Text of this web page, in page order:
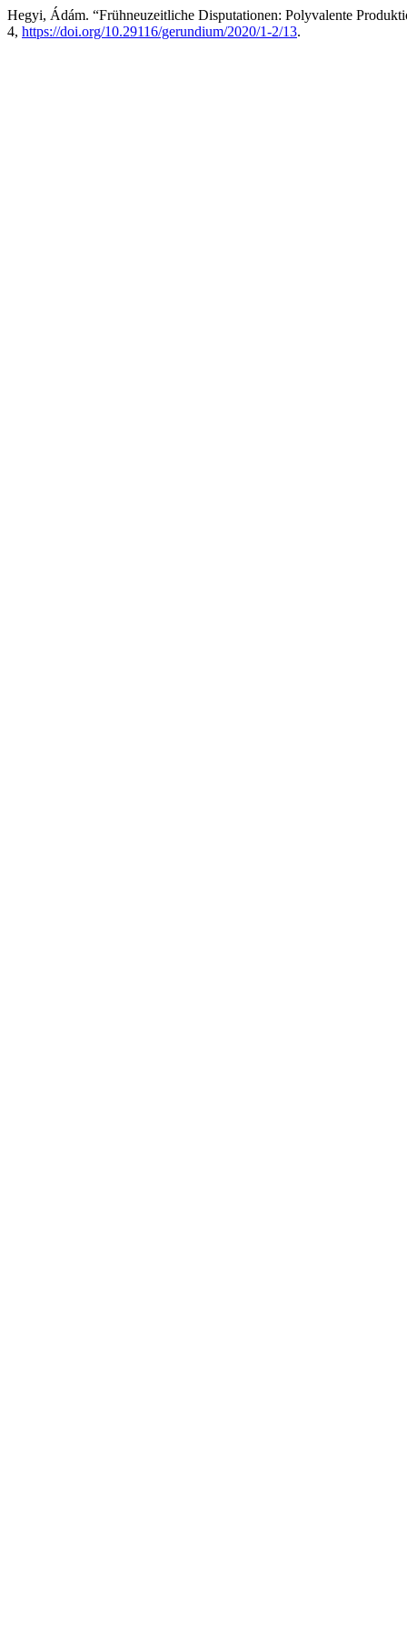
Hegyi, Ádám. “Frühneuzeitliche Disputationen: Polyvalente
4, https://doi.org/10.29116/gerundium/2020/1-2/13.